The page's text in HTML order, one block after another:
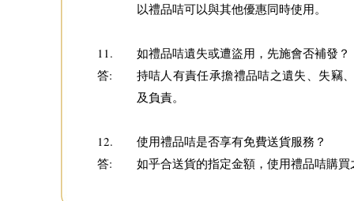
以禮品咭可以與其他優惠同時使用。
11.
如禮品咭遺失或遭盜用，先施會否補發？
答:
持咭人有責任承擔禮品咭之遺失、失竊
及負責。
12.
使用禮品咭是否享有免費送貨服務？
答:
如乎合送貨的指定金額，使用禮品咭購